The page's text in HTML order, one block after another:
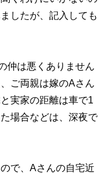
したが、記入しても
仲は悪くありません
ご両親は嫁のAさん
実家の距離は車で1
場合などは、深夜で
で、Aさんの自宅近